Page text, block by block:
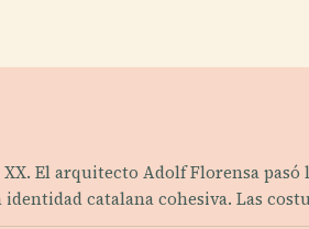
El arquitecto Adolf Florensa pasó
catalana cohesiva. Las